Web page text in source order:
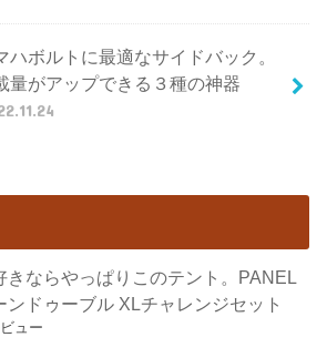
ハボルトに最適なサイドバック。
量がアップできる３種の神器
きならやっぱりこのテント。PANEL
ンドゥーブル XLチャレンジセット
ュー